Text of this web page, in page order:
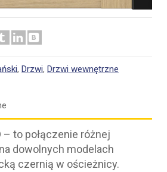
, Drzwi, Drzwi wewnętrzne
– to połączenie różnej
dowolnych modelach
czernią w ościeżnicy.